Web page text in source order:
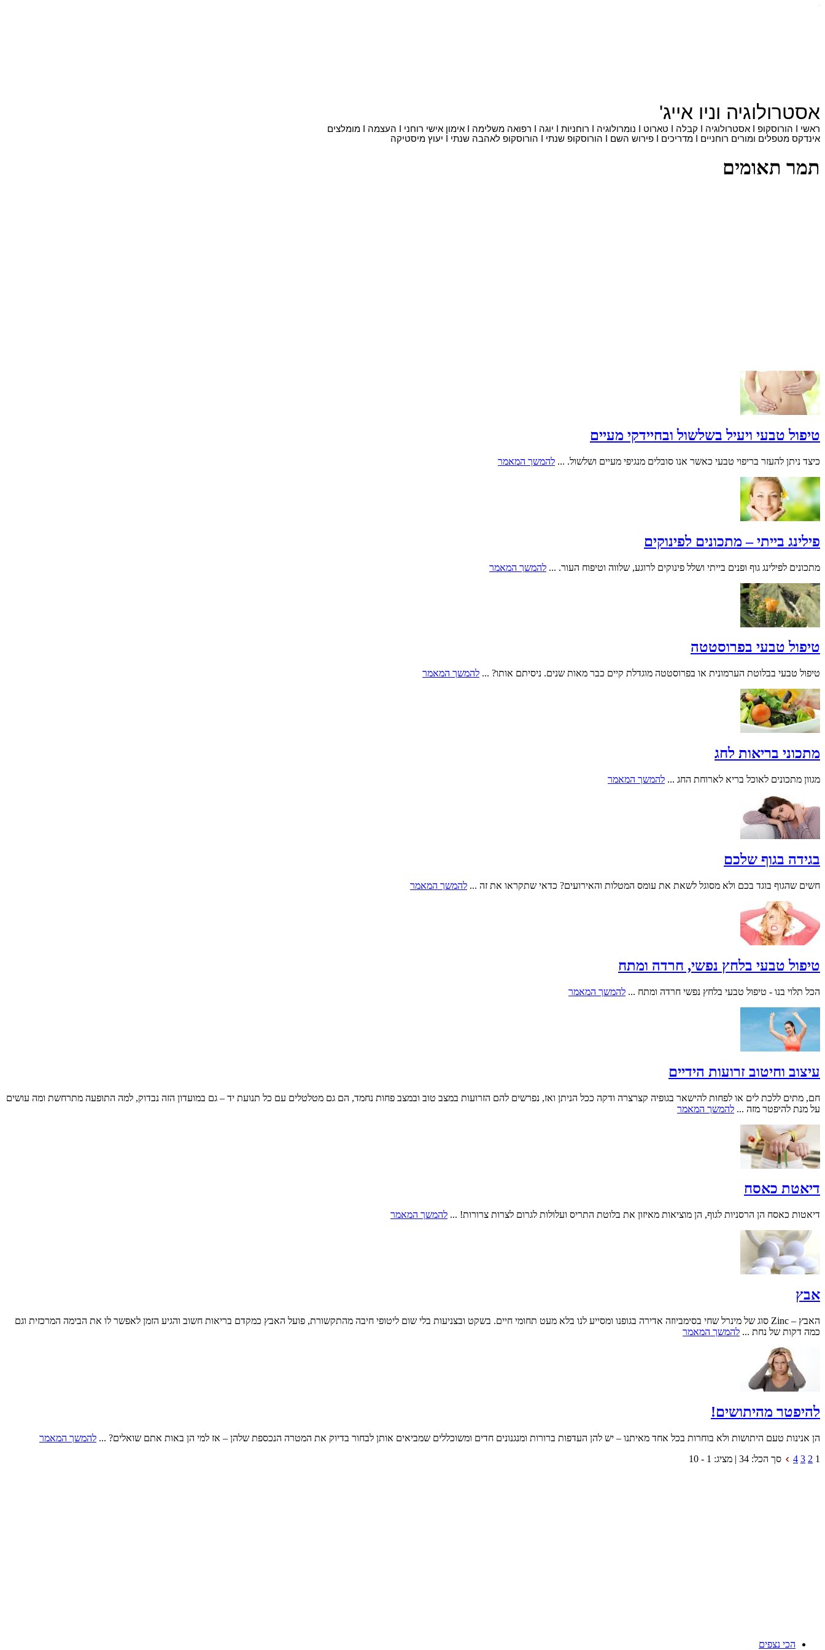
אסטרולוגיה וניו אייג'
ראשי הורוסקופ אסטרולוגיה קבלה טארוט נומרולוגיה רוחניות יוגה רפואה משלימה אימון אישי רוחני העצמה
מומלצים
אינדקס מטפלים ומורים רוחניים
מדריכים פירוש השם הורוסקופ שנתי הורוסקופ לאהבה שנתי יעוץ מיסטיקה
תמר תאומים
טיפול טבעי ויעיל בשלשול ובחיידקי מעיים
כיצד ניתן להעזר בריפוי טבעי כאשר אנו סובלים מנגיפי מעיים ושלשול. ... להמשך המאמר
פילינג בייתי – מתכונים לפינוקים
מתכונים לפילינג גוף ופנים בייתי ושלל פינוקים לרוגע, שלווה וטיפוח העור. ... להמשך המאמר
טיפול טבעי בפרוסטטה
טיפול טבעי בבלוטת הערמונית או בפרוסטטה מוגדלת קיים כבר מאות שנים. ניסיתם אותו? ... להמשך המאמר
מתכוני בריאות לחג
מגוון מתכונים לאוכל בריא לארוחת החג ... להמשך המאמר
בגידה בגוף שלכם
חשים שהגוף בוגד בכם ולא מסוגל לשאת את עומס המטלות והאירועים? כדאי שתקראו את זה ... להמשך המאמר
טיפול טבעי בלחץ נפשי, חרדה ומתח
הכל תלוי בנו - טיפול טבעי בלחץ נפשי חרדה ומתח ... להמשך המאמר
עיצוב וחיטוב זרועות הידיים
חם, מתים ללכת לים או לפחות להישאר בגופיה קצרצרה ודקה ככל הניתן ואז, נפרשים להם הזרועות במצב טוב ובמצב פחות נחמד, הם גם מטלטלים עם כל תנועת יד – גם במועדון הזה נבדוק, למה התופעה מתרחשת ומה עושים
על מנת להיפטר מזה ... להמשך המאמר
דיאטת כאסח
דיאטות כאסח הן הרסניות לגוף, הן מוציאות מאיזון את בלוטת התריס ועלולות לגרום לצרות צרורות! ... להמשך המאמר
אבץ
האבץ – Zinc סוג של מינרל שחי בסימביוזה אדירה בגופנו ומסייע לנו בלא מעט תחומי חיים. בשקט ובצניעות בלי שום ליטופי חיבה מהתקשורת, פועל האבץ כמקדם בריאות חשוב והגיע הזמן לאפשר לו את הבימה המרכזית וגם
כמה דקות של נחת ... להמשך המאמר
להיפטר מהיתושים!
הן אנינות טעם היתושות ולא בוחרות בכל אחד מאיתנו – יש להן העדפות ברורות ומנגנונים חדים ומשוכללים שמביאים אותן לבחור בדיוק את המטרה הנכספת שלהן – אז למי הן באות אתם שואלים? ... להמשך המאמר
1
2
3
4 סך הכל: 34 | מציג: 1 - 10
הכי נצפים